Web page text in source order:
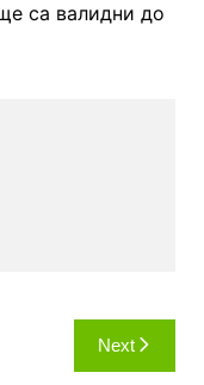
са валидни до
Next